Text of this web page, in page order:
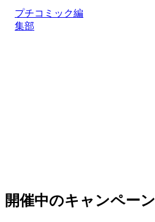
プチコミック編
集部
開催中のキャンペーン